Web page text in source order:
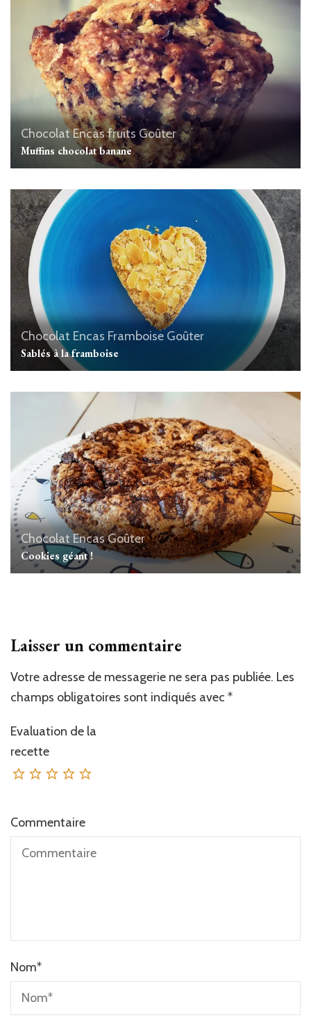
ChocolatEncasfruits Goûter
Muffins chocolat banane
Chocolat Encas Framboise Goûter
Sablés à la framboise
Chocolat EncasGoûter
Cookies géant !
Laisser un commentaire
Votre adresse de messagerie ne sera pas publiée. Les
champs obligatoires sont indiqués avec *
Evaluation de la
recette
Commentaire
Nom*